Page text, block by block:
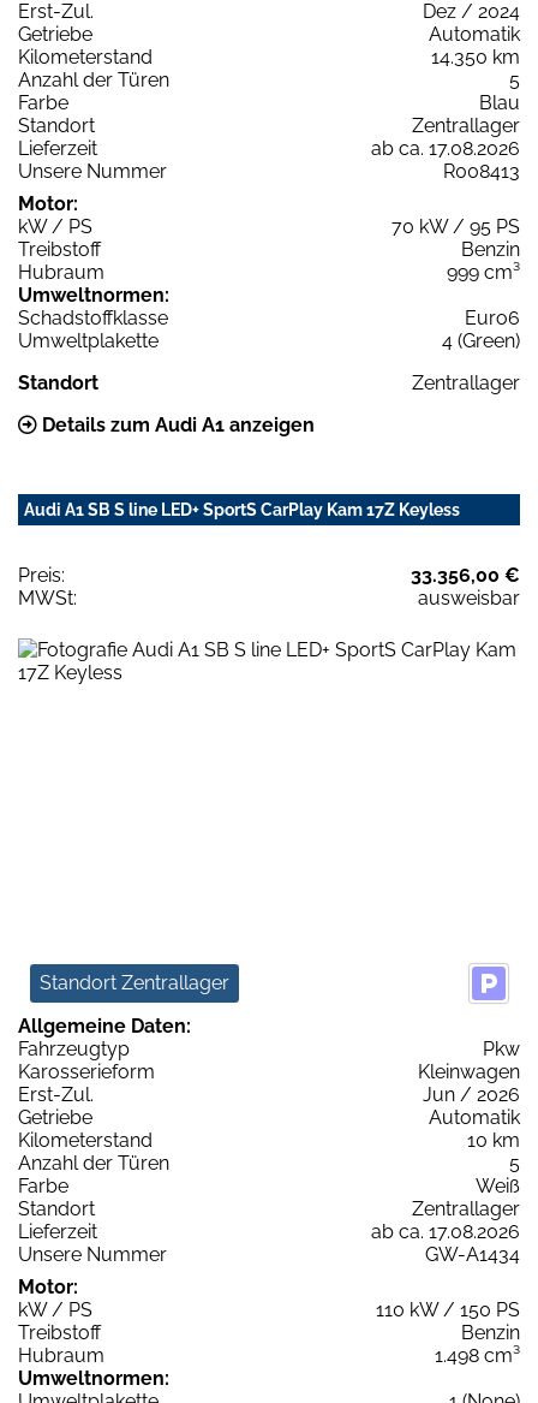
Erst-Zul.
Dez / 2024
Getriebe
Automatik
Kilometerstand
14.350 km
Anzahl der Türen
5
Farbe
Blau
Standort
Zentrallager
Lieferzeit
ab ca. 17.08.2026
Unsere Nummer
R008413
Motor:
kW / PS
70 kW / 95 PS
Treibstoff
Benzin
Hubraum
999 cm³
Umweltnormen:
Schadstoffklasse
Euro6
Umweltplakette
4 (Green)
Standort
Zentrallager
Details zum Audi A1 anzeigen
Audi A1 SB S line LED+ SportS CarPlay Kam 17Z Keyless
Preis:
33.356,00 €
MWSt:
ausweisbar
Standort Zentrallager
Allgemeine Daten:
Fahrzeugtyp
Pkw
Karosserieform
Kleinwagen
Erst-Zul.
Jun / 2026
Getriebe
Automatik
Kilometerstand
10 km
Anzahl der Türen
5
Farbe
Weiß
Standort
Zentrallager
Lieferzeit
ab ca. 17.08.2026
Unsere Nummer
GW-A1434
Motor:
kW / PS
110 kW / 150 PS
Treibstoff
Benzin
Hubraum
1.498 cm³
Umweltnormen: